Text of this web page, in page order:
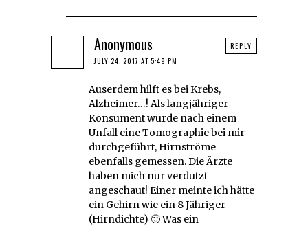
Anonymous
JULY 24, 2017 AT 5:49 PM
Auserdem hilft es bei Krebs,
Alzheimer…! Als langjähriger
Konsument wurde nach einem
Unfall eine Tomographie bei mir
durchgeführt, Hirnströme
ebenfalls gemessen. Die Ärzte
haben mich nur verdutzt
angeschaut! Einer meinte ich hätte
ein Gehirn wie ein 8 Jähriger
(Hirndichte) 🙂 Was ein
REPLY